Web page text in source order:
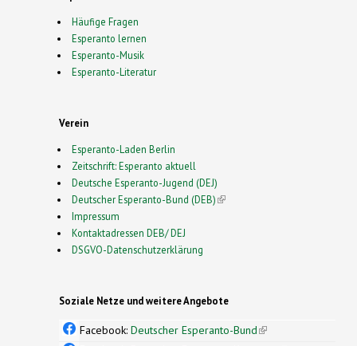
Häufige Fragen
Esperanto lernen
Esperanto-Musik
Esperanto-Literatur
Verein
Esperanto-Laden Berlin
Zeitschrift: Esperanto aktuell
Deutsche Esperanto-Jugend (DEJ)
Deutscher Esperanto-Bund (DEB)(link is external)
Impressum
Kontaktadressen DEB/ DEJ
DSGVO-Datenschutzerklärung
Soziale Netze und weitere Angebote
Facebook: Deutscher Esperanto-Bund(link is